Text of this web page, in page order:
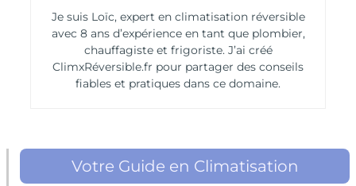
Je suis Loïc, expert en climatisation réversible
avec 8 ans d’expérience en tant que plombier,
chauffagiste et frigoriste. J’ai créé
ClimxRéversible.fr pour partager des conseils
fiables et pratiques dans ce domaine.
Votre Guide en Climatisation